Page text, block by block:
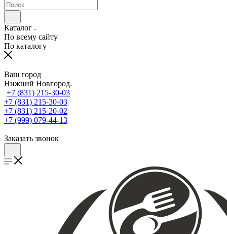
Каталог
По всему сайту
По каталогу
Ваш город
Нижний Новгород
+7 (831) 215-30-03
+7 (831) 215-30-03
+7 (831) 215-20-02
+7 (999) 079-44-13
Заказать звонок